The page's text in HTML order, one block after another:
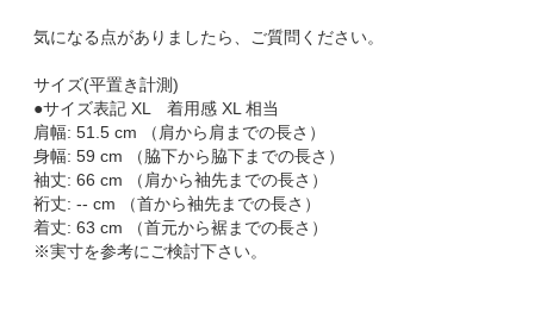
気になる点がありましたら、ご質問ください。
サイズ(平置き計測)
●サイズ表記 XL 着用感 XL 相当
肩幅: 51.5 cm （肩から肩までの長さ）
身幅: 59 cm （脇下から脇下までの長さ）
袖丈: 66 cm （肩から袖先までの長さ）
裄丈: -- cm （首から袖先までの長さ）
着丈: 63 cm （首元から裾までの長さ）
※実寸を参考にご検討下さい。